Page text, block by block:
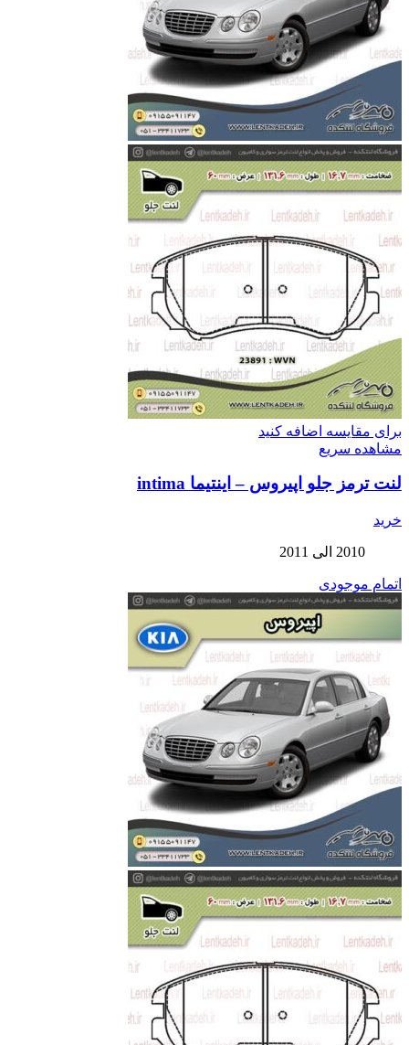
برای مقایسه اضافه کنید
مشاهده سریع
لنت ترمز جلو اپیروس – اینتیما intima
خرید
2010 الی 2011
اتمام موجودی